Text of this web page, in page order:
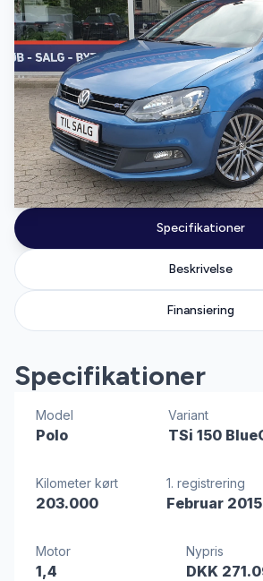
Specifikationer
Beskrivelse
Finansiering
Specifikationer
Model
Polo
Variant
TSi 150
Kilometer kørt
203.000
1. registrering
Februar 2015
Motor
1,4
Nypris
DKK